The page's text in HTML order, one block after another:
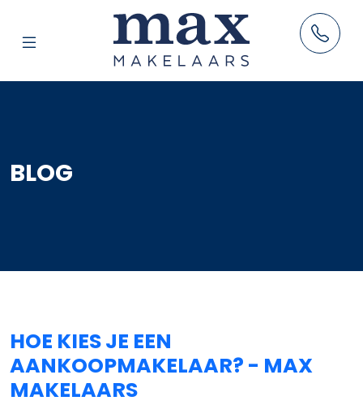
VERKOOP
RESULTATEN
BLOG
HOE KIES JE EEN
AANKOOPMAKELAAR? - MAX
MAKELAARS